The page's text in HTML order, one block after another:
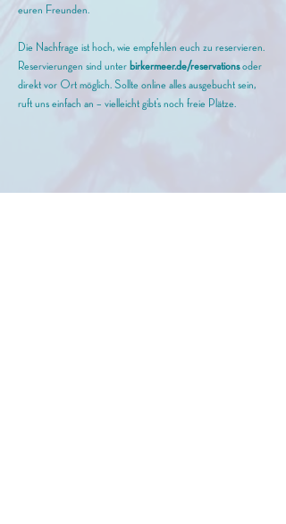
euren Freunden.
Die Nachfrage ist hoch, wie empfehlen euch zu reservieren.
Reservierungen sind unter birkermeer.de/reservations oder
direkt vor Ort möglich. Sollte online alles ausgebucht sein,
ruft uns einfach an – vielleicht gibt’s noch freie Plätze.